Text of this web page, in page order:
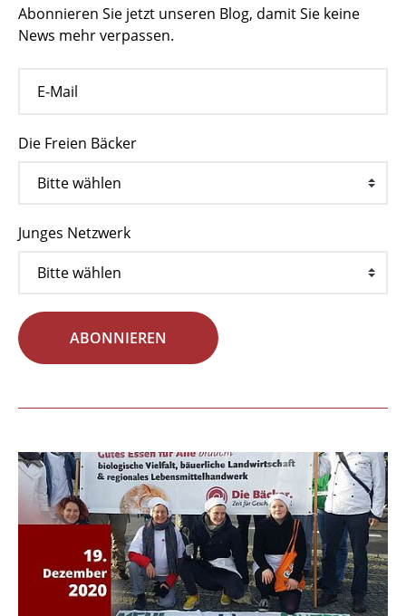
Abonnieren Sie jetzt unseren Blog, damit Sie keine
News mehr verpassen.
Die Freien Bäcker
Junges Netzwerk
ABONNIEREN